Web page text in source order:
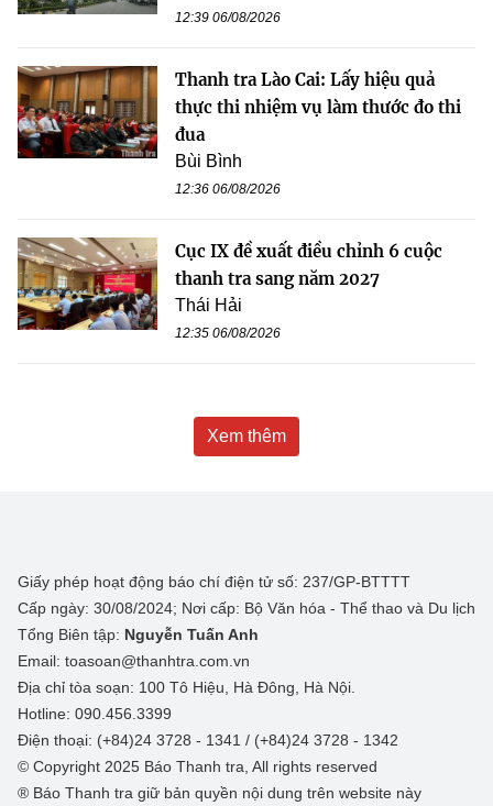
12:39 06/08/2026
Thanh tra Lào Cai: Lấy hiệu quả
thực thi nhiệm vụ làm thước đo thi
đua
Bùi Bình
12:36 06/08/2026
Cục IX đề xuất điều chỉnh 6 cuộc
thanh tra sang năm 2027
Thái Hải
12:35 06/08/2026
Xem thêm
Giấy phép hoạt động báo chí điện tử số: 237/GP-BTTTT
Cấp ngày: 30/08/2024; Nơi cấp: Bộ Văn hóa - Thể thao và Du lịch
Tổng Biên tập: Nguyễn Tuấn Anh
Email: toasoan@thanhtra.com.vn
Địa chỉ tòa soạn: 100 Tô Hiệu, Hà Đông, Hà Nội.
Hotline: 090.456.3399
Điện thoại: (+84)24 3728 - 1341 / (+84)24 3728 - 1342
© Copyright 2025 Báo Thanh tra, All rights reserved
® Báo Thanh tra giữ bản quyền nội dung trên website này